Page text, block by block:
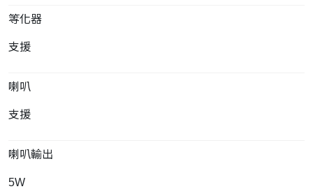
等化器
支援
喇叭
支援
喇叭輸出
5W